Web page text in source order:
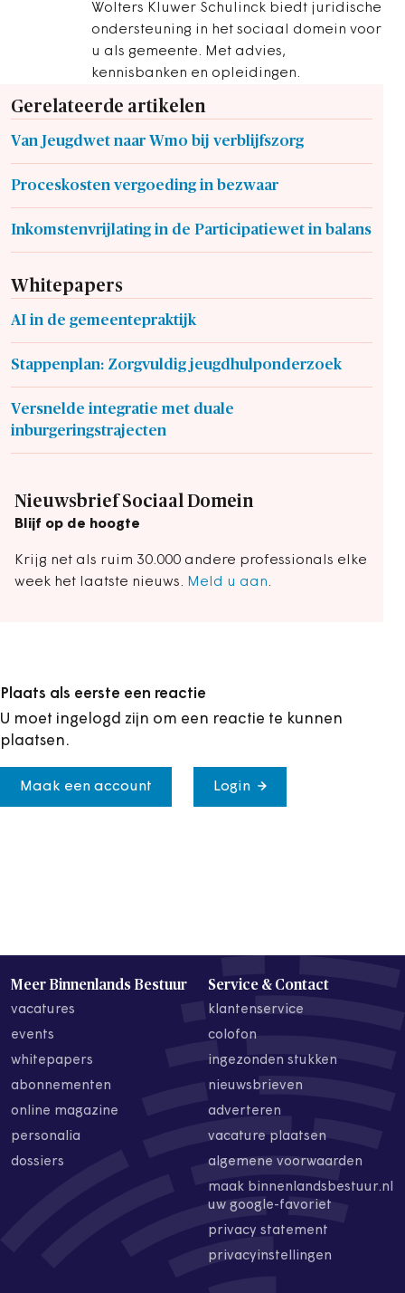
Wolters Kluwer Schulinck biedt juridische
ondersteuning in het sociaal domein voor
u als gemeente. Met advies,
kennisbanken en opleidingen.
Gerelateerde artikelen
Van Jeugdwet naar Wmo bij verblijfszorg
Proceskosten vergoeding in bezwaar
Inkomstenvrijlating in de Participatiewet in balans
Whitepapers
AI in de gemeentepraktijk
Stappenplan: Zorgvuldig jeugdhulponderzoek
Versnelde integratie met duale
inburgeringstrajecten
Nieuwsbrief Sociaal Domein
Blijf op de hoogte
Krijg net als ruim 30.000 andere professionals elke
week het laatste nieuws. Meld u aan.
Plaats als eerste een reactie
U moet ingelogd zijn om een reactie te kunnen
plaatsen.
Maak een account Login
Meer Binnenlands Bestuur
vacatures
events
whitepapers
abonnementen
online magazine
personalia
dossiers
Service & Contact
klantenservice
colofon
ingezonden stukken
nieuwsbrieven
adverteren
vacature plaatsen
algemene voorwaarden
maak binnenlandsbestuur.nl
uw google-favoriet
privacy statement
privacyinstellingen